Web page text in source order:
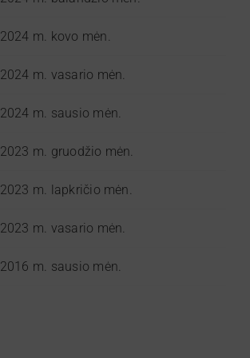
2024 m. kovo mėn.
2024 m. vasario mėn.
2024 m. sausio mėn.
2023 m. gruodžio mėn.
2023 m. lapkričio mėn.
2023 m. vasario mėn.
2016 m. sausio mėn.